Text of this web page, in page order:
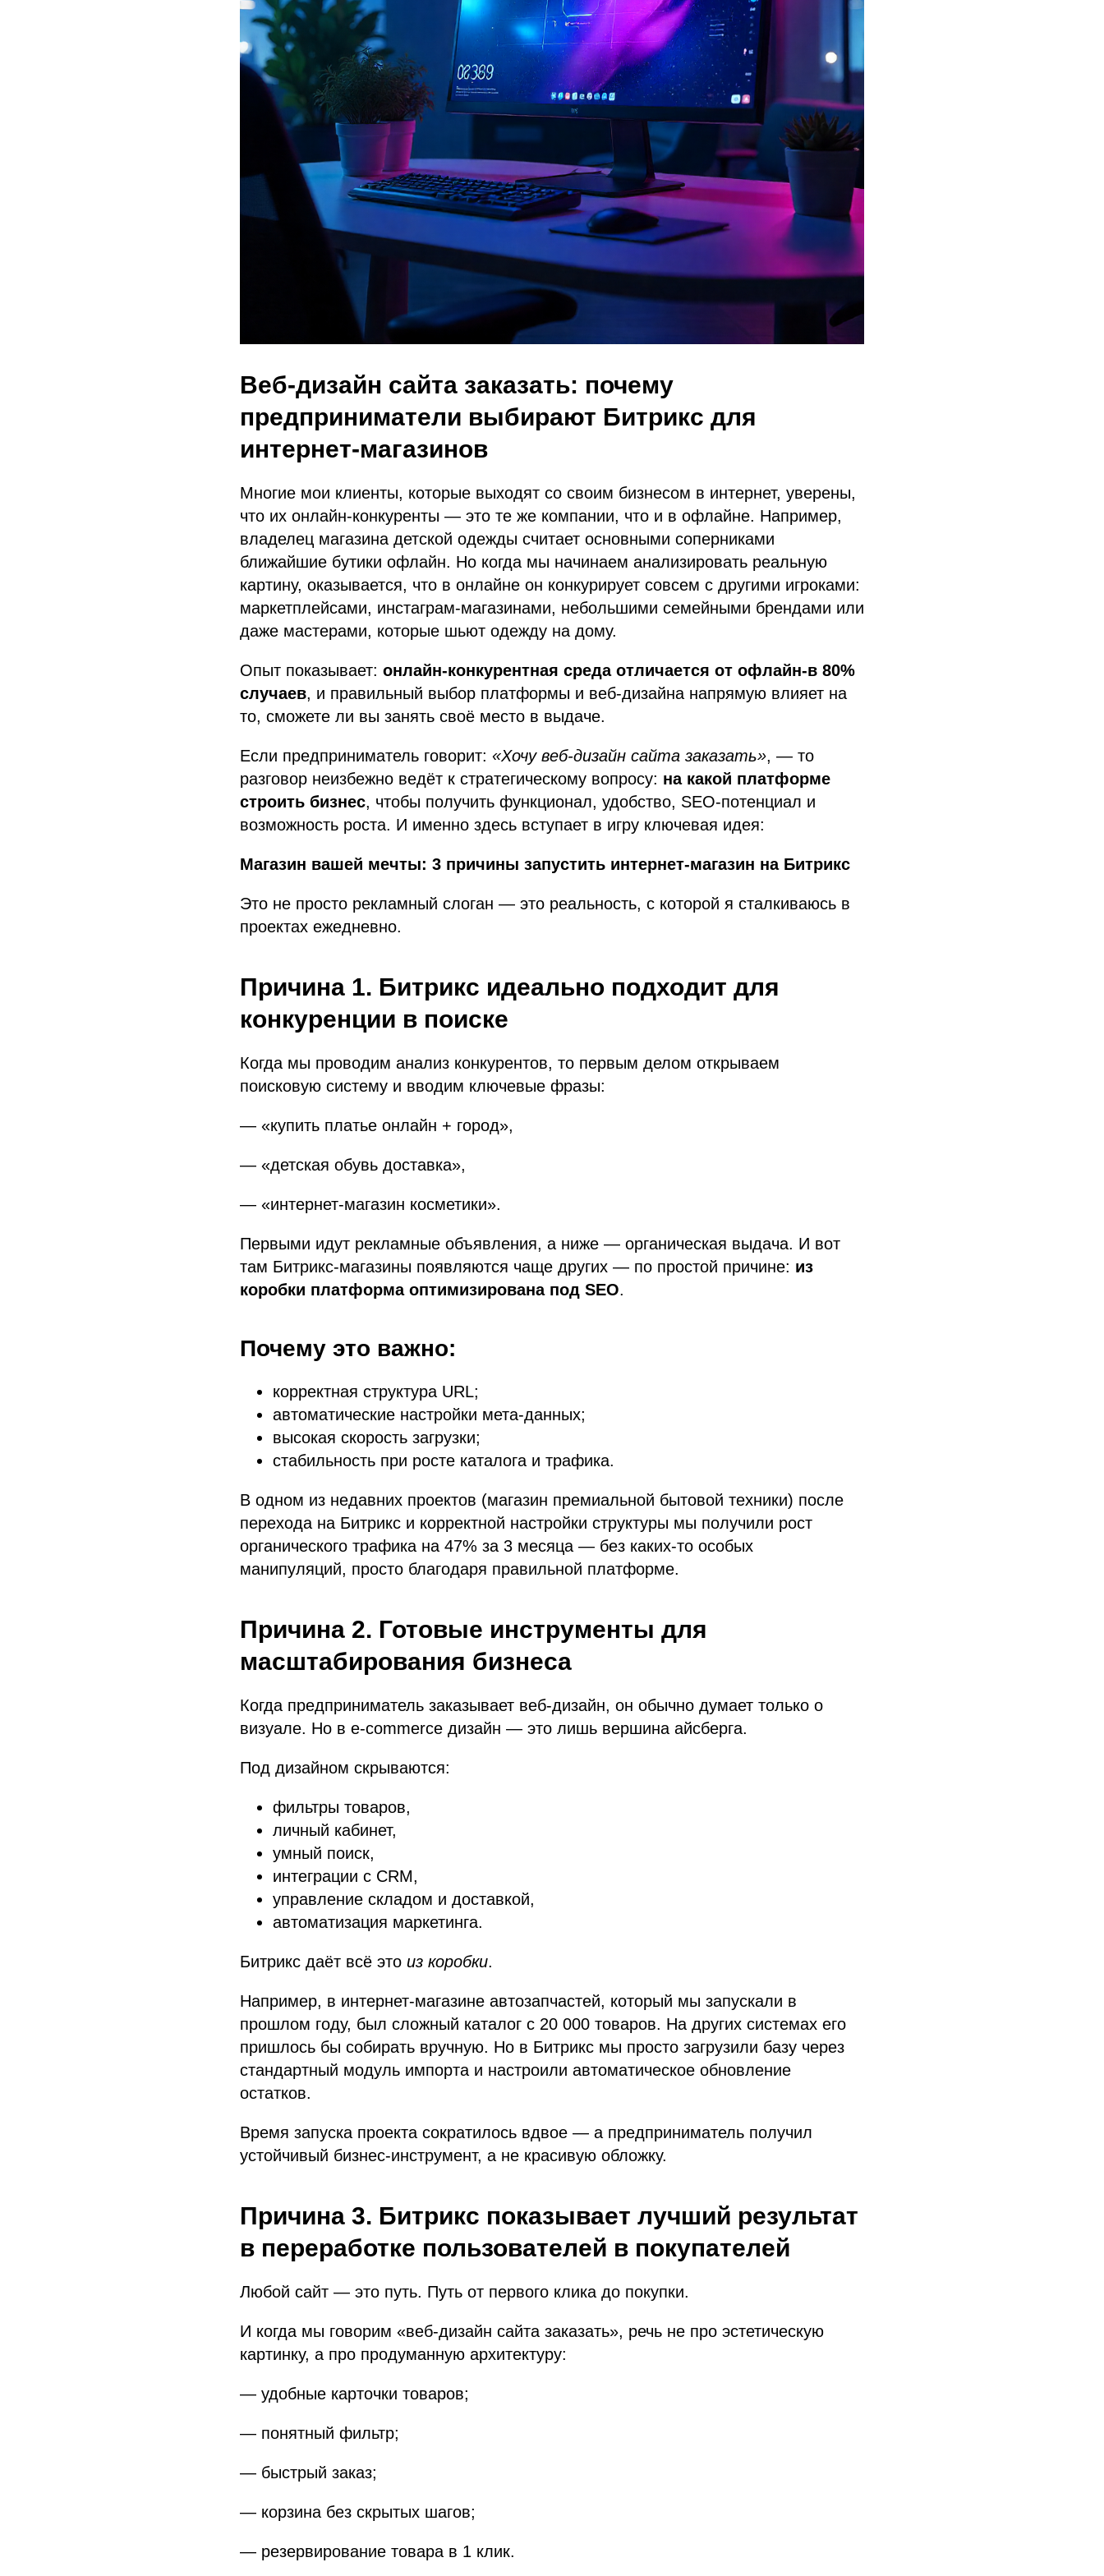
Веб-дизайн сайта заказать: почему
предприниматели выбирают Битрикс для
интернет-магазинов
Многие мои клиенты, которые выходят со своим бизнесом в интернет, уверены,
что их онлайн-конкуренты — это те же компании, что и в офлайне. Например,
владелец магазина детской одежды считает основными соперниками
ближайшие бутики офлайн. Но когда мы начинаем анализировать реальную
картину, оказывается, что в онлайне он конкурирует совсем с другими игроками:
маркетплейсами, инстаграм-магазинами, небольшими семейными брендами или
даже мастерами, которые шьют одежду на дому.
Опыт показывает: онлайн-конкурентная среда отличается от офлайн-в 80%
случаев, и правильный выбор платформы и веб-дизайна напрямую влияет на
то, сможете ли вы занять своё место в выдаче.
Если предприниматель говорит: «Хочу веб-дизайн сайта заказать», — то
разговор неизбежно ведёт к стратегическому вопросу: на какой платформе
строить бизнес, чтобы получить функционал, удобство, SEO-потенциал и
возможность роста. И именно здесь вступает в игру ключевая идея:
Магазин вашей мечты: 3 причины запустить интернет-магазин на Битрикс
Это не просто рекламный слоган — это реальность, с которой я сталкиваюсь в
проектах ежедневно.
Причина 1. Битрикс идеально подходит для
конкуренции в поиске
Когда мы проводим анализ конкурентов, то первым делом открываем
поисковую систему и вводим ключевые фразы:
— «купить платье онлайн + город»,
— «детская обувь доставка»,
— «интернет-магазин косметики».
Первыми идут рекламные объявления, а ниже — органическая выдача. И вот
там Битрикс-магазины появляются чаще других — по простой причине: из
коробки платформа оптимизирована под SEO.
Почему это важно:
корректная структура URL;
автоматические настройки мета-данных;
высокая скорость загрузки;
стабильность при росте каталога и трафика.
В одном из недавних проектов (магазин премиальной бытовой техники) после
перехода на Битрикс и корректной настройки структуры мы получили рост
органического трафика на 47% за 3 месяца — без каких-то особых
манипуляций, просто благодаря правильной платформе.
Причина 2. Готовые инструменты для
масштабирования бизнеса
Когда предприниматель заказывает веб-дизайн, он обычно думает только о
визуале. Но в e-commerce дизайн — это лишь вершина айсберга.
Под дизайном скрываются:
фильтры товаров,
личный кабинет,
умный поиск,
интеграции с CRM,
управление складом и доставкой,
автоматизация маркетинга.
Битрикс даёт всё это из коробки.
Например, в интернет-магазине автозапчастей, который мы запускали в
прошлом году, был сложный каталог с 20 000 товаров. На других системах его
пришлось бы собирать вручную. Но в Битрикс мы просто загрузили базу через
стандартный модуль импорта и настроили автоматическое обновление
остатков.
Время запуска проекта сократилось вдвое — а предприниматель получил
устойчивый бизнес-инструмент, а не красивую обложку.
Причина 3. Битрикс показывает лучший результат
в переработке пользователей в покупателей
Любой сайт — это путь. Путь от первого клика до покупки.
И когда мы говорим «веб-дизайн сайта заказать», речь не про эстетическую
картинку, а про продуманную архитектуру:
— удобные карточки товаров;
— понятный фильтр;
— быстрый заказ;
— корзина без скрытых шагов;
— резервирование товара в 1 клик.